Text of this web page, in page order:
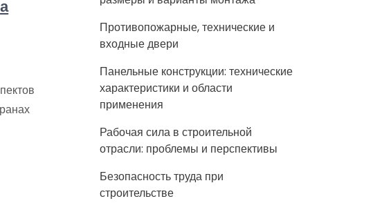
Противопожарные, технические и
входные двери
Панельные конструкции: технические
характеристики и области
применения
Рабочая сила в строительной
отрасли: проблемы и перспективы
Безопасность труда при
строительстве